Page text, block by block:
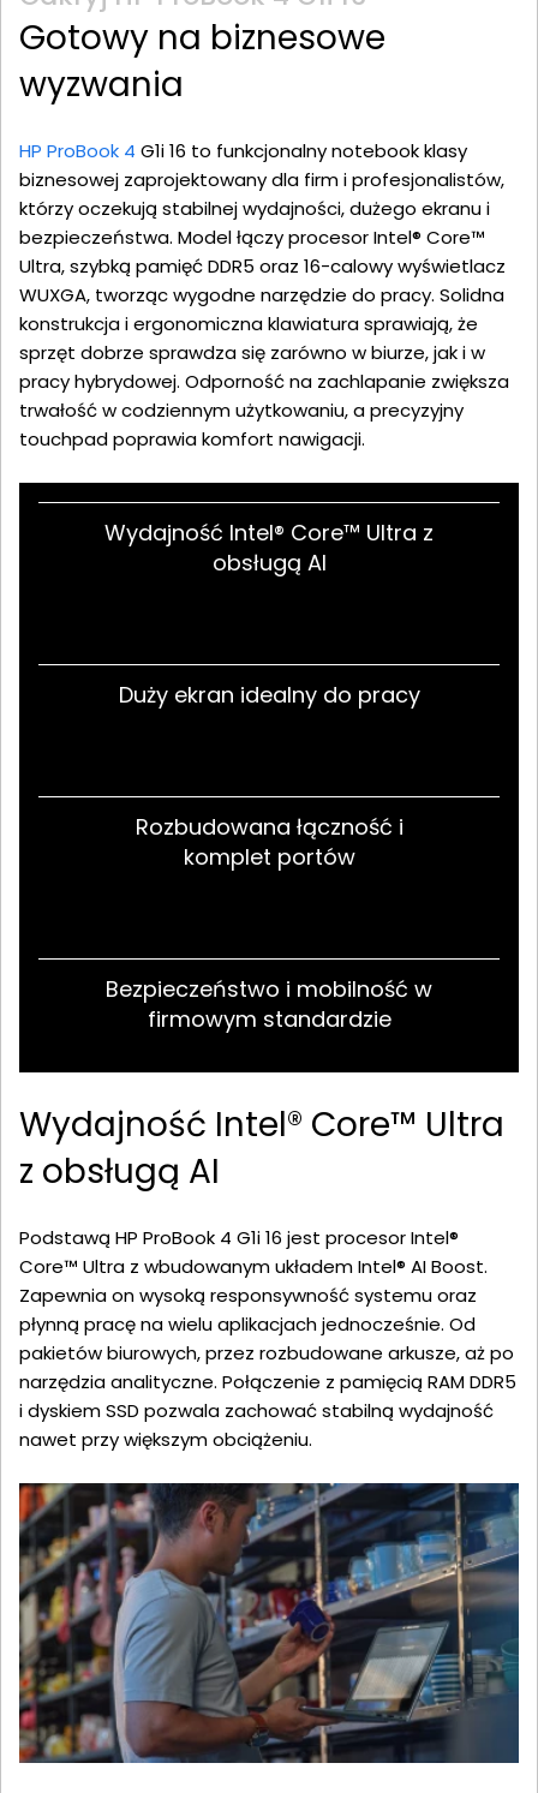
Gotowy na biznesowe
wyzwania
HP ProBook 4 G1i 16 to funkcjonalny notebook klasy
biznesowej zaprojektowany dla firm i profesjonalistów,
którzy oczekują stabilnej wydajności, dużego ekranu i
bezpieczeństwa. Model łączy procesor Intel® Core™
Ultra, szybką pamięć DDR5 oraz 16-calowy wyświetlacz
WUXGA, tworząc wygodne narzędzie do pracy. Solidna
konstrukcja i ergonomiczna klawiatura sprawiają, że
sprzęt dobrze sprawdza się zarówno w biurze, jak i w
pracy hybrydowej. Odporność na zachlapanie zwiększa
trwałość w codziennym użytkowaniu, a precyzyjny
touchpad poprawia komfort nawigacji.
Wydajność Intel® Core™ Ultra z
obsługą AI
Duży ekran idealny do pracy
Rozbudowana łączność i
komplet portów
Bezpieczeństwo i mobilność w
firmowym standardzie
Wydajność Intel® Core™ Ultra
z obsługą AI
Podstawą HP ProBook 4 G1i 16 jest procesor Intel®
Core™ Ultra z wbudowanym układem Intel® AI Boost.
Zapewnia on wysoką responsywność systemu oraz
płynną pracę na wielu aplikacjach jednocześnie. Od
pakietów biurowych, przez rozbudowane arkusze, aż po
narzędzia analityczne. Połączenie z pamięcią RAM DDR5
i dyskiem SSD pozwala zachować stabilną wydajność
nawet przy większym obciążeniu.